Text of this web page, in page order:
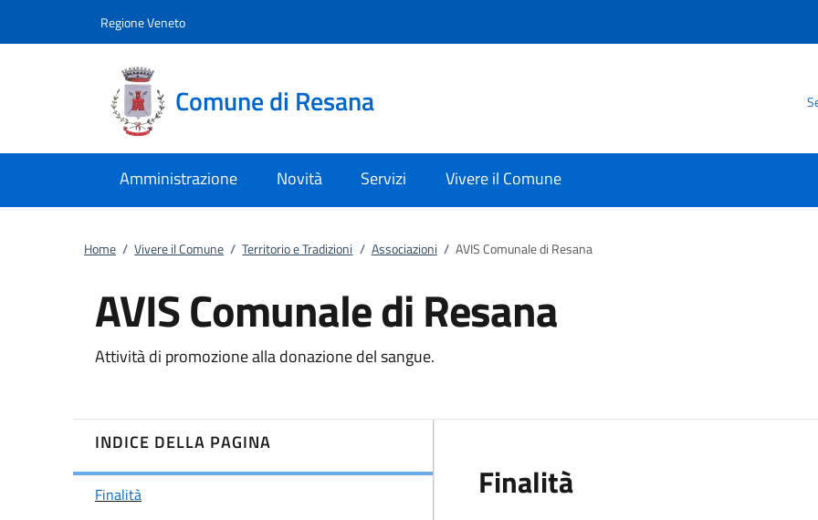
Regione Veneto
Comune di Resana
Amministrazione Novità Servizi Vivere il Comune
Home / Vivere il Comune / Territorio e Tradizioni / Associazioni / AVIS Comunale di Resana
AVIS Comunale di Resana
Attività di promozione alla donazione del sangue.
INDICE DELLA PAGINA
Finalità
Finalità